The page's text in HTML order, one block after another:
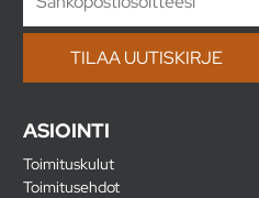
ASIOINTI
Toimituskulut
Toimitusehdot